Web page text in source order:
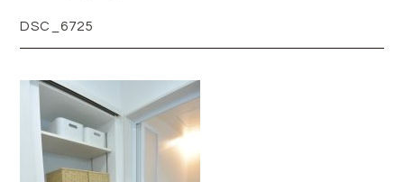
DSC_6725